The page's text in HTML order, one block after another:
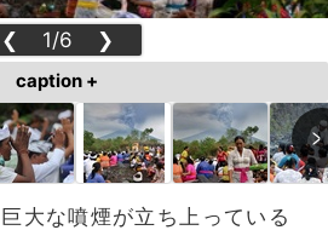
❮ 1/6 ❯
caption +
大な噴煙が立ち上っている